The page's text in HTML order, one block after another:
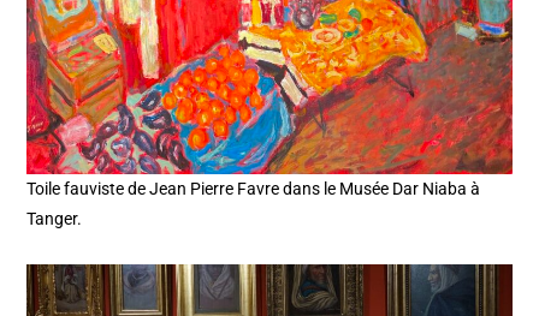
Toile fauviste de Jean Pierre Favre dans le Musée Dar Niaba à
Tanger.